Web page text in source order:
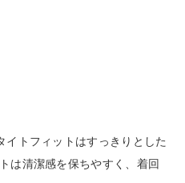
トフィットはすっきりとした
は清潔感を保ちやすく、着回